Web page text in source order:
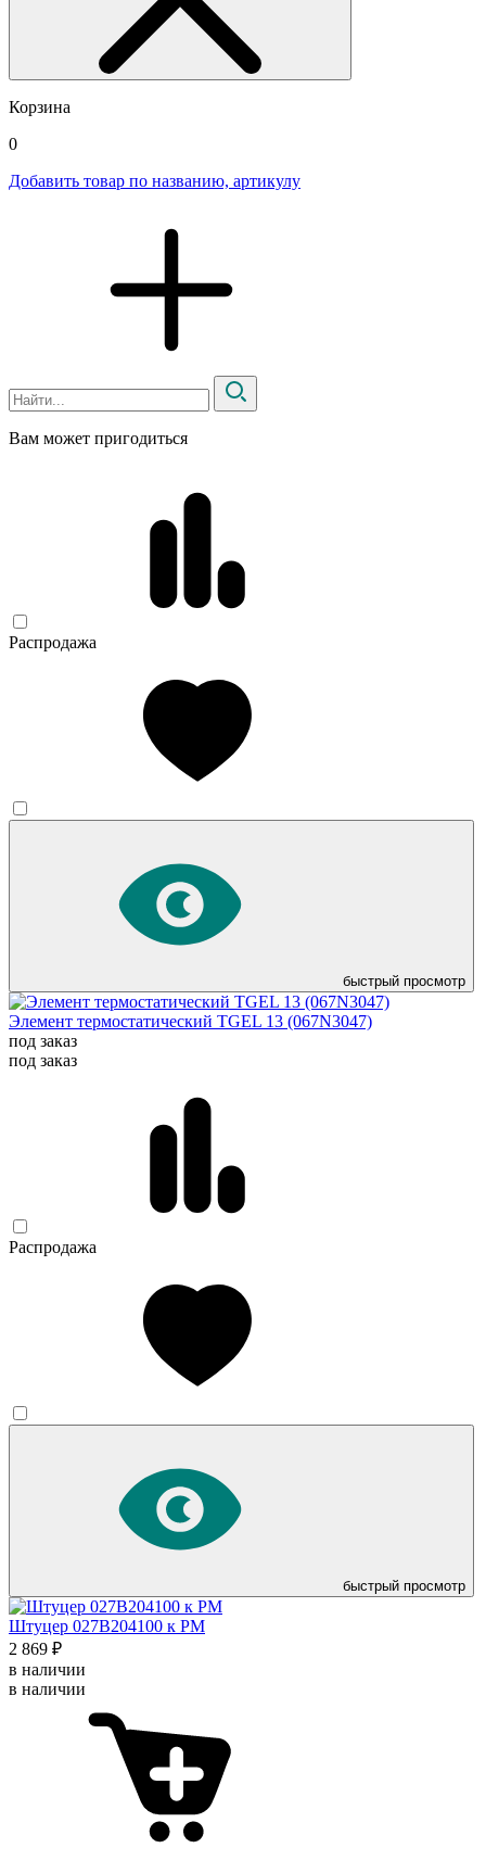
Корзина
0
Добавить товар по названию, артикулу
Вам может пригодиться
Распродажа
быстрый просмотр
Элемент термостатический TGEL 13 (067N3047)
под заказ
под заказ
Распродажа
быстрый просмотр
Штуцер 027B204100 к PM
2 869 ₽
в наличии
в наличии